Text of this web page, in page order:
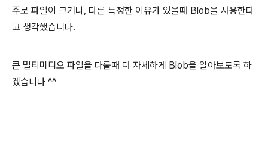
주로 파일이 크거나, 다른 특정한 이유가 있을때 Blob을 사용한다
고 생각했습니다.
큰 멀티미디오 파일을 다룰때 더 자세하게 Blob을 알아보도록 하
겠습니다 ^^